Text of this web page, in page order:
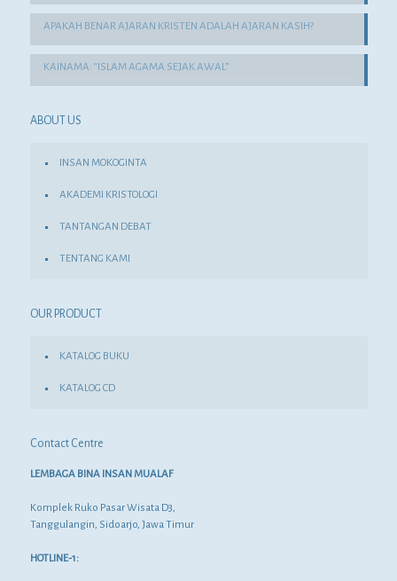
APAKAH BENAR AJARAN KRISTEN ADALAH AJARAN KASIH?
KAINAMA: “ISLAM AGAMA SEJAK AWAL”
ABOUT US
INSAN MOKOGINTA
AKADEMI KRISTOLOGI
TANTANGAN DEBAT
TENTANG KAMI
OUR PRODUCT
KATALOG BUKU
KATALOG CD
Contact Centre
LEMBAGA BINA INSAN MUALAF
Komplek Ruko Pasar Wisata D3,
Tanggulangin, Sidoarjo, Jawa Timur
HOTLINE-1: